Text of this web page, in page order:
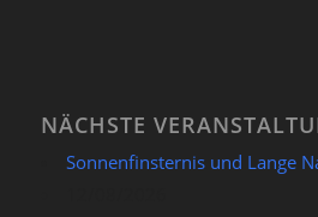
NÄCHSTE
Sonnenfinsternis und Lange